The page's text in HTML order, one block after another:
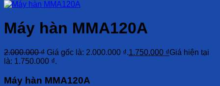
Máy hàn MMA120A
2.000.000₫ Giá gốc là: 2.000.000 ₫.1.750.000 ₫Giá hiện tại
là: 1.750.000 ₫.
Máy hàn MMA120A